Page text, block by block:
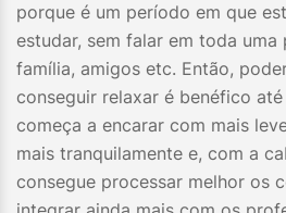
porque é um período em que
estudar, sem falar em toda uma
família, amigos etc. Então,
conseguir relaxar é benéfico
começa a encarar com mais
mais tranquilamente e, com a
consegue processar melhor os